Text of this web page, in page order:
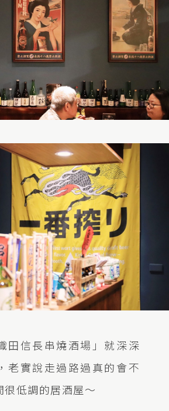
田信長串燒酒場」就深深
老實說走過路過真的會不
很低調的居酒屋～